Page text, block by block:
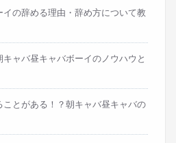
の辞める理由・辞め方について教
ャバ昼キャバボーイのノウハウと
とがある！？朝キャバ昼キャバの